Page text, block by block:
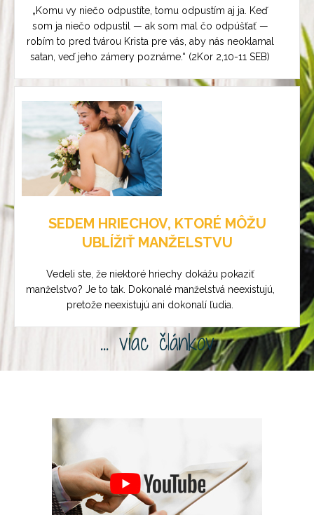
„Komu vy niečo odpustíte, tomu odpustím aj ja. Keď
som ja niečo odpustil — ak som mal čo odpúšťať —
robím to pred tvárou Krista pre vás, aby nás neoklamal
satan, veď jeho zámery poznáme.“ (2Kor 2,10-11 SEB)
SEDEM HRIECHOV, KTORÉ MÔŽU
UBLÍŽIŤ MANŽELSTVU
Vedeli ste, že niektoré hriechy dokážu pokaziť
manželstvo? Je to tak. Dokonalé manželstvá neexistujú,
pretože neexistujú ani dokonalí ľudia.
... viac článkov